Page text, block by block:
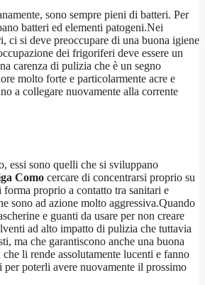
sono sempre pieni di batteri. Per
batteri ed elementi patogeni.Nei
ci si deve preoccupare di una buona igiene
dei frigoriferi deve essere un
carenza di pulizia che è un segno
molto forte e particolarmente acre e
a collegare nuovamente alla corrente
essi sono quelli che si sviluppano
Como cercare di concentrarsi proprio su
proprio a contatto tra sanitari e
sono ad azione molto aggressiva.Quando
e guanti da usare per non creare
ad alto impatto di pulizia che tuttavia
ma che garantiscono anche una buona
li rende assolutamente lucenti e fanno
poterli avere nuovamente il prossimo